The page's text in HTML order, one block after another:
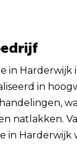
in Harderwijk
in
natlakken.
in Harderwijk